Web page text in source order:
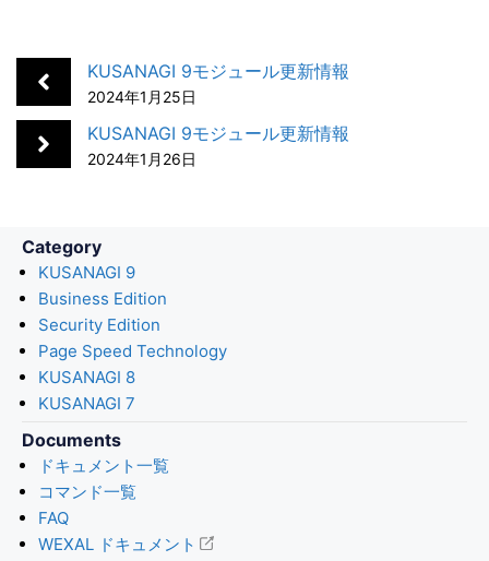
o
e
d
I
n
n
a
e
l
KUSANAGI 9モジュール更新情報
2024年1月25日
KUSANAGI 9モジュール更新情報
2024年1月26日
Category
KUSANAGI 9
Business Edition
Security Edition
Page Speed Technology
KUSANAGI 8
KUSANAGI 7
Documents
ドキュメント一覧
コマンド一覧
FAQ
WEXAL ドキュメント